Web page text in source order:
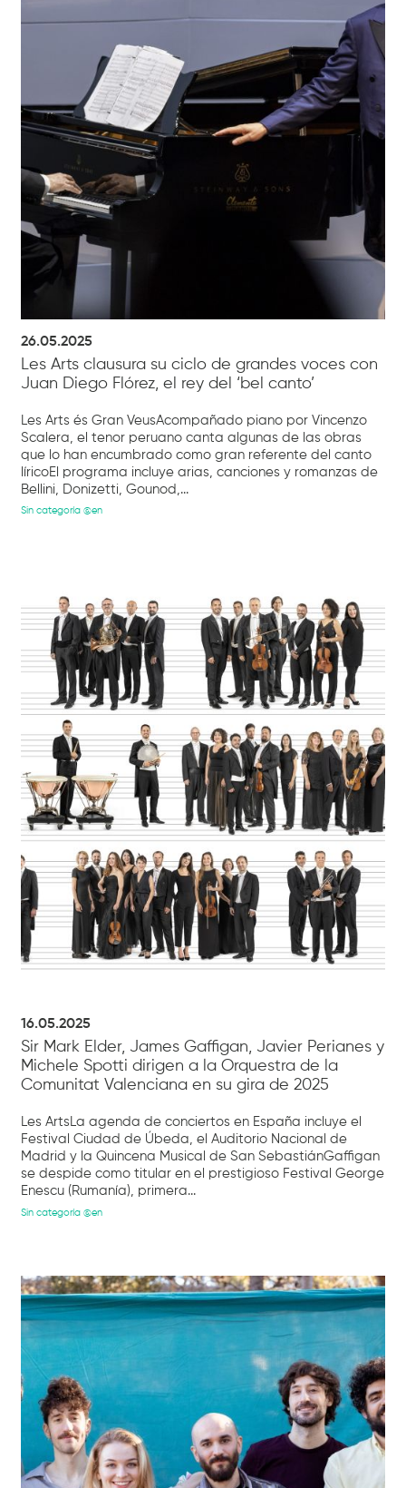
26.05.2025
Les Arts clausura su ciclo de grandes voces con
Juan Diego Flórez, el rey del ‘bel canto’
Les Arts és Gran VeusAcompañado piano por Vincenzo
Scalera, el tenor peruano canta algunas de las obras
que lo han encumbrado como gran referente del canto
líricoEl programa incluye arias, canciones y romanzas de
Bellini, Donizetti, Gounod,...
Sin categoría @en
16.05.2025
Sir Mark Elder, James Gaffigan, Javier Perianes y
Michele Spotti dirigen a la Orquestra de la
Comunitat Valenciana en su gira de 2025
Les ArtsLa agenda de conciertos en España incluye el
Festival Ciudad de Úbeda, el Auditorio Nacional de
Madrid y la Quincena Musical de San SebastiánGaffigan
se despide como titular en el prestigioso Festival George
Enescu (Rumanía), primera...
Sin categoría @en